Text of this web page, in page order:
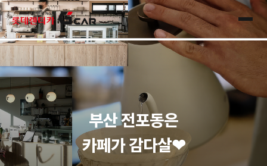
skip navigation
전체
부산 전포동은
카페가 감다살❤